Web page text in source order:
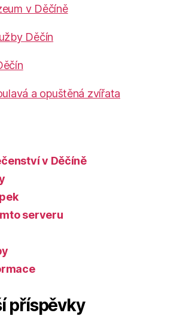
v Děčíně
Děčín
a opuštěná zvířata
v Děčíně
serveru
příspěvky